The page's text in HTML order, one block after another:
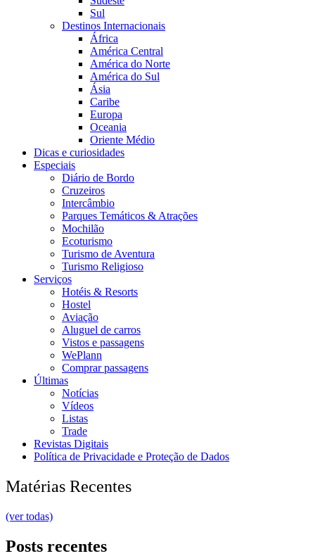
Sul
Destinos Internacionais
África
América Central
América do Norte
América do Sul
Ásia
Caribe
Europa
Oceania
Oriente Médio
Dicas e curiosidades
Especiais
Diário de Bordo
Cruzeiros
Intercâmbio
Parques Temáticos & Atrações
Mochilão
Ecoturismo
Turismo de Aventura
Turismo Religioso
Serviços
Hotéis & Resorts
Hostel
Aviação
Aluguel de carros
Vistos e passagens
WePlann
Comprar passagens
Últimas
Notícias
Vídeos
Listas
Trade
Revistas Digitais
Política de Privacidade e Proteção de Dados
Matérias Recentes
(ver todas)
Posts recentes